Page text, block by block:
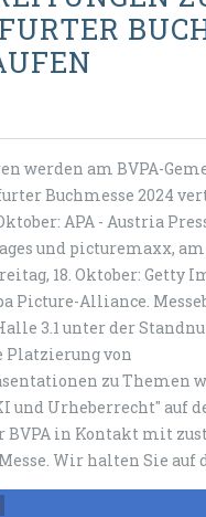
werden am BVPA-
Buchmesse 2024
APA - Austria
und picturemaxx, am
18. Oktober: Getty
Picture-Alliance.
3.1 unter der
Platzierung von
zu Themen
und Urheberrecht" auf
BVPA in Kontakt mit
Wir halten Sie auf